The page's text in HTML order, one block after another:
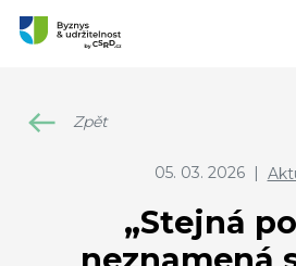
Zpět
05. 03. 2026 |
„Stejná
neznamená